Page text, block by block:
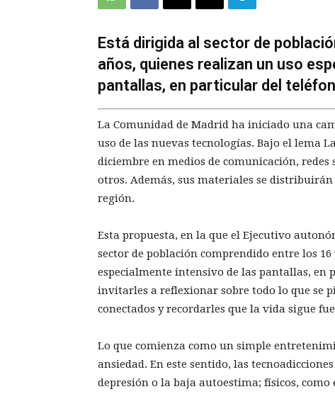
Está dirigida al sector de
años, quienes realizan un uso
pantallas, en particular del
La Comunidad de Madrid ha iniciado una
uso de las nuevas tecnologías. Bajo el lema
diciembre en medios de comunicación,
otros. Además, sus materiales se
región.
Esta propuesta, en la que el Ejecutivo
sector de población comprendido entre los
especialmente intensivo de las pantallas,
invitarles a reflexionar sobre todo lo que se
conectados y recordarles que la vida sigue
Lo que comienza como un simple
ansiedad. En este sentido, las
depresión o la baja autoestima; físicos,